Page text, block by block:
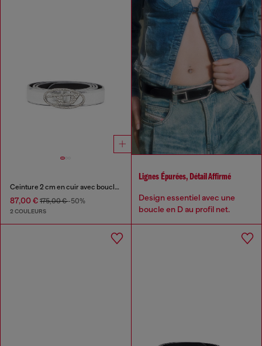
Ceinture 2 cm en cuir avec boucle de cristal
87,00 € 175,00 €-50%
2 COULEURS
Lignes Épurées, Détail Affirmé
Design essentiel avec une
boucle en D au profil net.